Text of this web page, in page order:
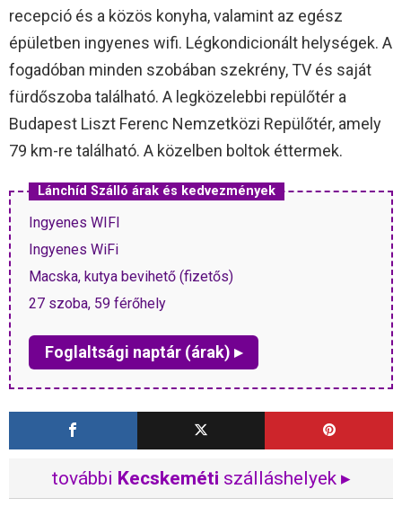
recepció és a közös konyha, valamint az egész
épületben ingyenes wifi. Légkondicionált helységek. A
fogadóban minden szobában szekrény, TV és saját
fürdőszoba található. A legközelebbi repülőtér a
Budapest Liszt Ferenc Nemzetközi Repülőtér, amely
79 km-re található. A közelben boltok éttermek.
Lánchíd Szálló árak és kedvezmények
Ingyenes WIFI
Ingyenes WiFi
Macska, kutya bevihető (fizetős)
27 szoba, 59 férőhely
Foglaltsági naptár (árak) ▸
további Kecskeméti szálláshelyek ▸